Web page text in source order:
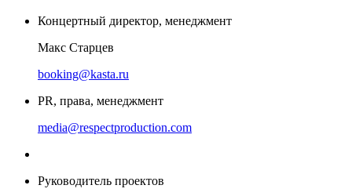
Концертный директор, менеджмент
Макс Старцев
booking@kasta.ru
PR, права, менеджмент
media@respectproduction.com
Руководитель проектов